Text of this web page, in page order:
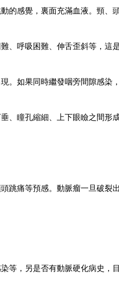
的感覺，裏面充滿血液。頸、
、呼吸困難、伸舌歪斜等，這
。如果同時繼發咽旁間隙感染
、瞳孔縮細、上下眼瞼之間形
跳痛等預感。動脈瘤一旦破裂
等，另是否有動脈硬化病史